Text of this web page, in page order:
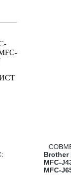
Brother
MFC-
MFC-